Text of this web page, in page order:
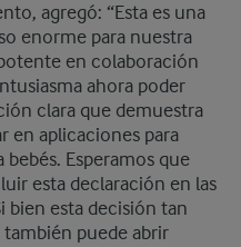
agregó: “Esta es una
enorme para nuestra
en colaboración
ahora poder
clara que demuestra
en aplicaciones para
Esperamos que
esta declaración en las
bien esta decisión tan
también puede abrir